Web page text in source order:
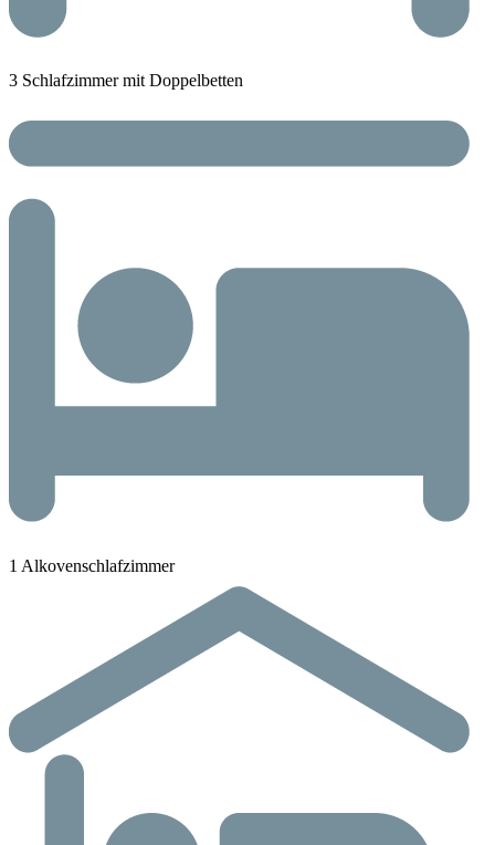
3 Schlafzimmer mit Doppelbetten
1 Alkovenschlafzimmer